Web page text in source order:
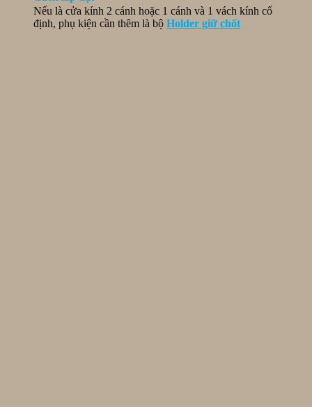
Nếu là cửa kính 2 cánh hoặc 1 cánh và 1 vách kính cố
định, phụ kiện cần thêm là bộ Holder giữ chốt